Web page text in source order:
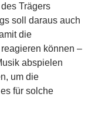
Trägers
soll daraus auch
die
können –
abspielen
um die
für solche